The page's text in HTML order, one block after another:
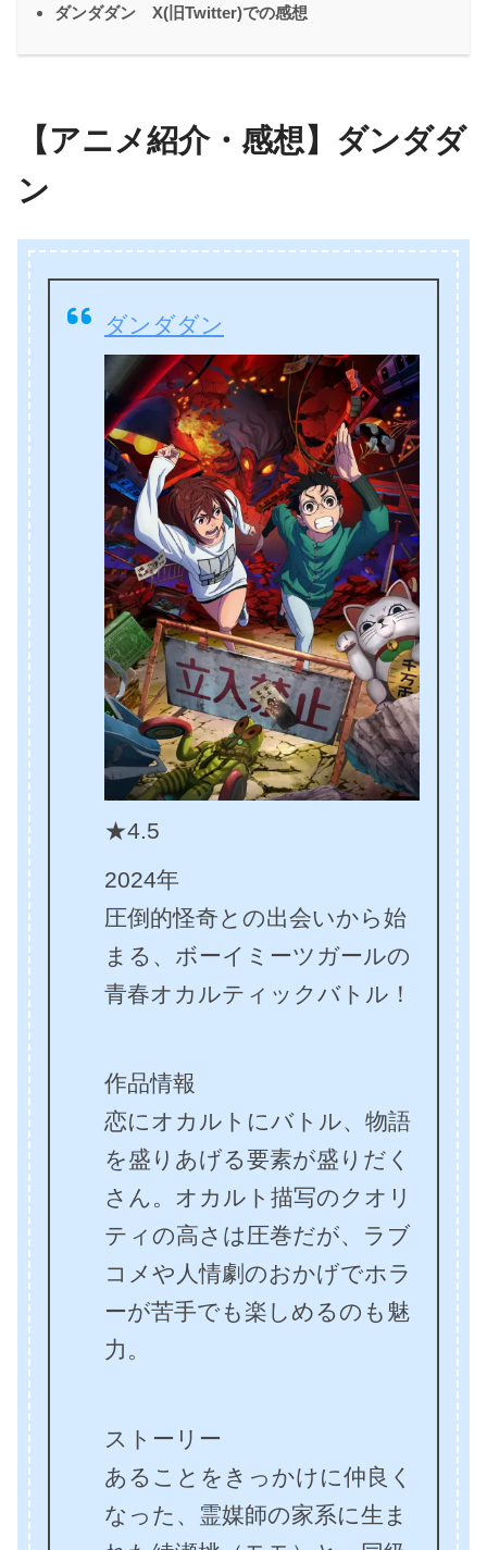
ダンダダン X(旧Twitter)での感想
【アニメ紹介・感想】ダンダダ
ン
ダンダダン
★4.5
2024年
圧倒的怪奇との出会いから始
まる、ボーイミーツガールの
青春オカルティックバトル！
作品情報
恋にオカルトにバトル、物語
を盛りあげる要素が盛りだく
さん。オカルト描写のクオリ
ティの高さは圧巻だが、ラブ
コメや人情劇のおかげでホラ
ーが苦手でも楽しめるのも魅
力。
ストーリー
あることをきっかけに仲良く
なった、霊媒師の家系に生ま